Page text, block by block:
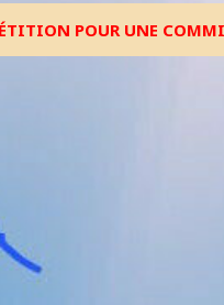
POUR UNE